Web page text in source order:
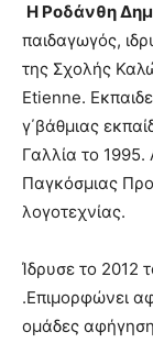
Η Ροδάνθη
παιδαγωγός,
της Σχολής
Etienne.
γ΄βάθμιας
Γαλλία το
Παγκόσμιας
λογοτεχνίας.
Ίδρυσε το 2012
.Επιμορφώνει
ομάδες